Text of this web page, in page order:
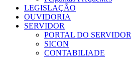
LEGISLAÇÃO
OUVIDORIA
SERVIDOR
PORTAL DO SERVIDOR
SICON
CONTABILIADE